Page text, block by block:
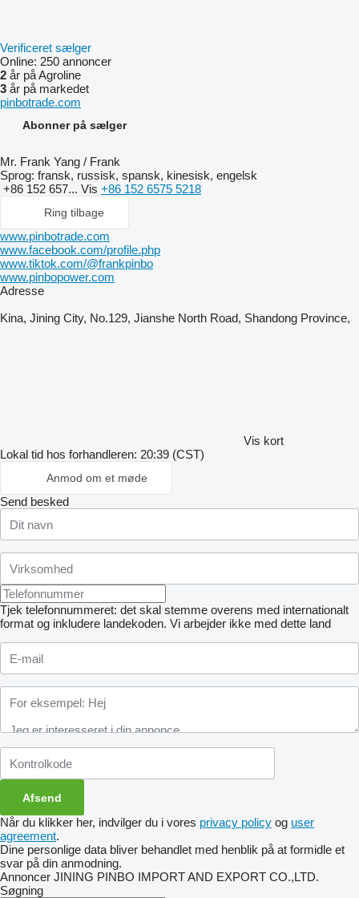
Verificeret sælger
Online: 250 annoncer
2 år på Agroline
3 år på markedet
pinbotrade.com
Abonner på sælger
Mr. Frank Yang / Frank
Sprog: fransk, russisk, spansk, kinesisk, engelsk
+86 152 657... Vis +86 152 6575 5218
Ring tilbage
www.pinbotrade.com
www.facebook.com/profile.php
www.tiktok.com/@frankpinbo
www.pinbopower.com
Adresse
Kina, Jining City, No.129, Jianshe North Road, Shandong Province,
Vis kort
Lokal tid hos forhandleren: 20:39 (CST)
Anmod om et møde
Send besked
Tjek telefonnummeret: det skal stemme overens med internationalt
format og inkludere landekoden. Vi arbejder ikke med dette land
Når du klikker her, indvilger du i vores privacy policy og user
agreement.
Dine personlige data bliver behandlet med henblik på at formidle et
svar på din anmodning.
Annoncer JINING PINBO IMPORT AND EXPORT CO.,LTD.
Søgning